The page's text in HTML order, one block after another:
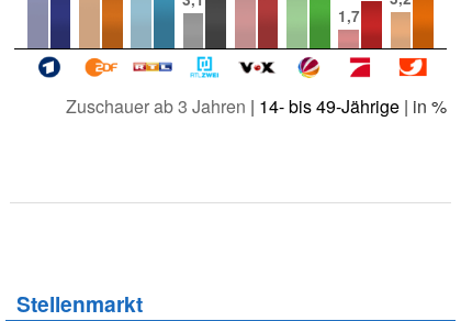
1,7
Zuschauer ab 3 Jahren | 14- bis 49-Jährige| in %
Stellenmarkt